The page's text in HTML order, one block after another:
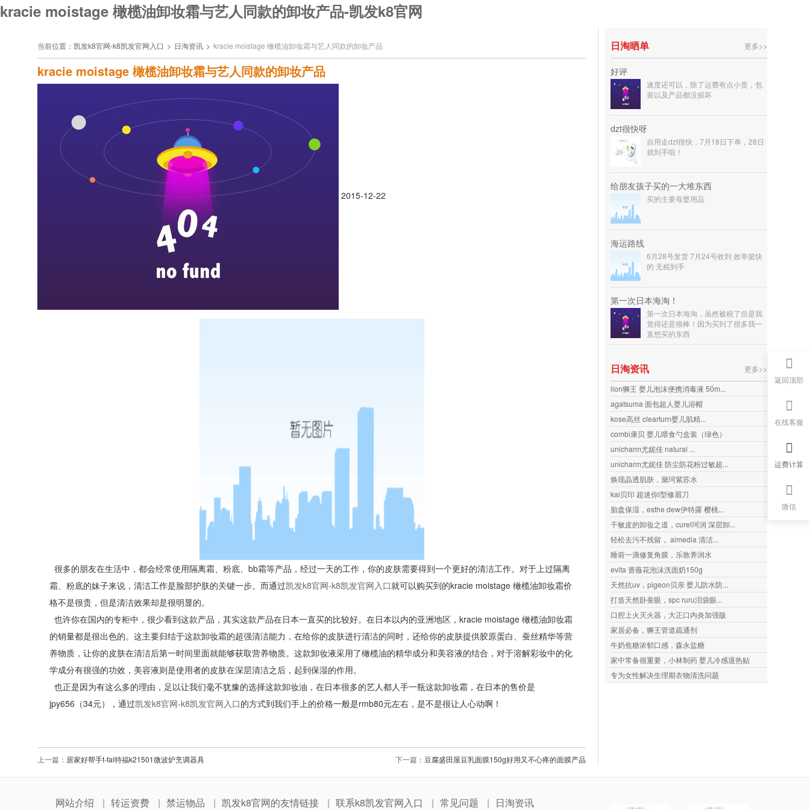
kracie moistage 橄榄油卸妆霜与艺人同款的卸妆产品-凯发k8官网
当前位置： 凯发k8官网-k8凯发官网入口 > 日淘资讯 > kracie moistage 橄榄油卸妆霜与艺人同款的卸妆产品
kracie moistage 橄榄油卸妆霜与艺人同款的卸妆产品
2015-12-22
很多的朋友在生活中，都会经常使用隔离霜、粉底、bb霜等产品，经过一天的工作，你的皮肤需要得到一个更好的清洁工作。对于上过隔离
霜、粉底的妹子来说，清洁工作是脸部护肤的关键一步。而通过凯发k8官网-k8凯发官网入口就可以购买到的kracie moistage 橄榄油卸妆霜价
格不是很贵，但是清洁效果却是很明显的。
也许你在国内的专柜中，很少看到这款产品，其实这款产品在日本一直买的比较好。在日本以内的亚洲地区，kracie moistage 橄榄油卸妆霜
的销量都是很出色的。这主要归结于这款卸妆霜的超强清洁能力，在给你的皮肤进行清洁的同时，还给你的皮肤提供胶原蛋白、蚕丝精华等营
养物质，让你的皮肤在清洁后第一时间里面就能够获取营养物质。这款卸妆液采用了橄榄油的精华成分和美容液的结合，对于溶解彩妆中的化
学成分有很强的功效，美容液则是使用者的皮肤在深层清洁之后，起到保湿的作用。
也正是因为有这么多的理由，足以让我们毫不犹豫的选择这款卸妆油，在日本很多的艺人都人手一瓶这款卸妆霜，在日本的售价是
jpy656（34元），通过凯发k8官网-k8凯发官网入口的方式到我们手上的价格一般是rmb80元左右，是不是很让人心动啊！
上一篇： 居家好帮手t-fal特福k21501微波炉烹调器具 下一篇： 豆腐盛田屋豆乳面膜150g好用又不心疼的面膜产品
日淘晒单 更多>>
好评
速度还可以，除了运费有点小贵，包
装以及产品都没损坏
dzt很快呀
自用走dzt很快，7月18日下单，28日
就到手啦！
给朋友孩子买的一大堆东西
买的主要母婴用品
海运路线
6月28号发货 7月24号收到 效率挺快
的 无税到手
第一次日本海淘！
第一次日本海淘，虽然被税了但是我
觉得还是很棒！因为买到了很多我一
直想买的东西
日淘资讯
更多>>
lion狮王 婴儿泡沫便携消毒液 50m...
agatsuma 面包超人婴儿浴帽
kose高丝 clearturn婴儿肌精...
combi康贝 婴儿喂食勺盒装（绿色）
unicharm尤妮佳 natural ...
unicharm尤妮佳 防尘防花粉过敏超...
焕现晶透肌肤，黛珂紫苏水
kai贝印 超迷你l型修眉刀
胎盘保湿，esthe dew伊特露 樱桃...
干敏皮的卸妆之道，curel珂润 深层卸...
轻松去污不残留， aimedia 清洁...
睡前一滴修复角膜，乐敦养润水
evita 蔷薇花泡沫洗面奶150g
天然抗uv，pigeon贝亲 婴儿防水防...
打造天然卧蚕眼，spc ruru泪袋眼...
口腔上火灭火器，大正口内炎加强版
家居必备，狮王管道疏通剂
牛奶焦糖浓郁口感，森永盐糖
家中常备很重要，小林制药 婴儿冷感退热贴
专为女性解决生理期衣物清洗问题
网站介绍 转运资费 禁运物品 凯发k8官网的友情链接 联系k8凯发官网入口 常见问题 日淘资讯
返回顶部
在线客服
运费计算
微信